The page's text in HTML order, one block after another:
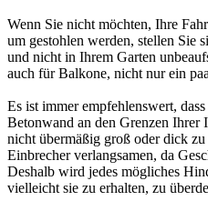
Wenn Sie nicht möchten, Ihre
um gestohlen werden, stellen Sie
und nicht in Ihrem Garten
auch für Balkone, nicht nur ein
Es ist immer empfehlenswert,
Betonwand an den Grenzen Ihrer
nicht übermäßig groß oder dick zu
Einbrecher verlangsamen, da
Deshalb wird jedes mögliches
vielleicht sie zu erhalten, zu